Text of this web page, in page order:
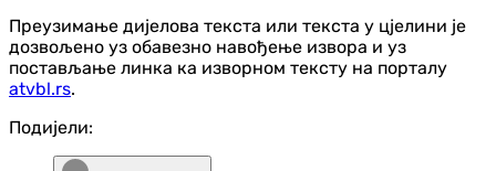
Преузимање дијелова текста или текста у цјелини је
дозвољено уз обавезно навођење извора и уз
постављање линка ка изворном тексту на порталу
atvbl.rs.
Подијели: